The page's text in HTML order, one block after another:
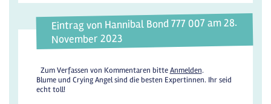
Eintrag von Hannibal Bond 777 007 am 28.
November 2023
Zum Verfassen von Kommentaren bitteAnmelden.
Blume und Crying Angel sind die besten Expertinnen. Ihr seid
echt toll!